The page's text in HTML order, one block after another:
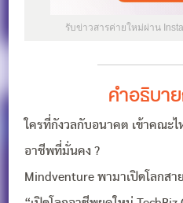
รับข่าวสารค่ายใหม่ผ่าน
คำอธิบา
ใครที่กังวลกับอนาคต เข้าคณะไ
อาชีพที่มั่นคง ?
Mindventure พามาเปิดโลกสา